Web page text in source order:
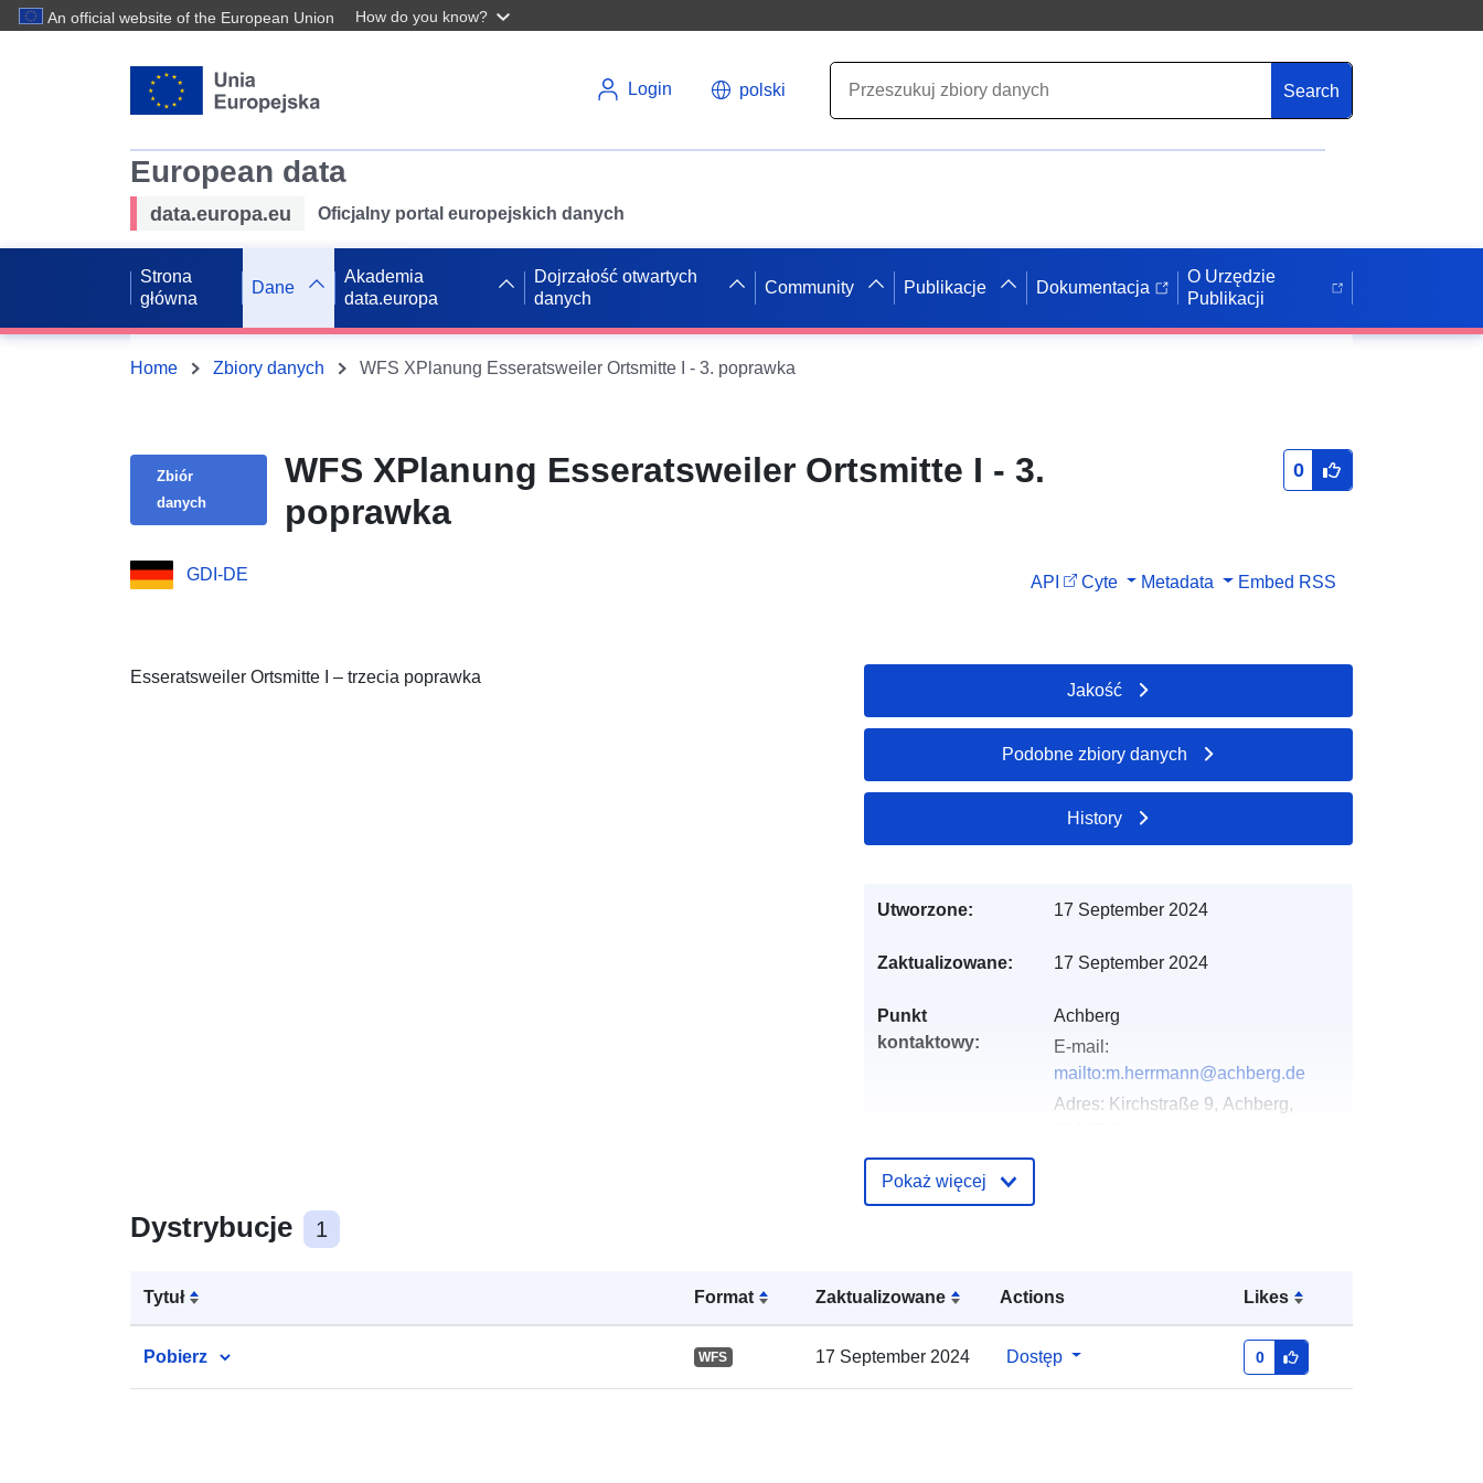
An official website of the European Union How do you know?
Login polski Search
European data
data.europa.eu Oficjalny portal europejskich danych
Strona
główna
Dane
Akademia
data.europa
Dojrzałość otwartych
danych
Community Publikacje Dokumentacja
O Urzędzie
Publikacji
Home Zbiory danych WFS XPlanung Esseratsweiler Ortsmitte I - 3. poprawka
Zbiór
danych
WFS XPlanung Esseratsweiler Ortsmitte I - 3.
poprawka
0
GDI-DE API Cyte Metadata Embed RSS
Esseratsweiler Ortsmitte I – trzecia poprawka
Dystrybucje 1
Tytuł Format Zaktualizowane Actions Likes
Pobierz WFS 17 September 2024 Dostęp 0
Jakość
Podobne zbiory danych
History
Utworzone: 17 September 2024
Zaktualizowane: 17 September 2024
Punkt
kontaktowy:
Achberg
E-mail:
mailto:m.herrmann@achberg.de
Adres: Kirchstraße 9, Achberg,
April 2026
Przestrzenne: Współrzędne:
47.616046 ], [ 9.7183087,
Pokaż więcej